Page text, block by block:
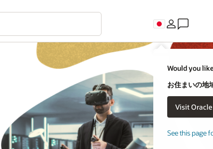
Would you
お住まいの地
See this page